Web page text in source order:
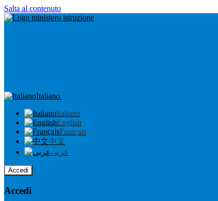
Salta al contenuto
Italiano
Italiano
English
Français
中文
عربى
Accedi
Accedi